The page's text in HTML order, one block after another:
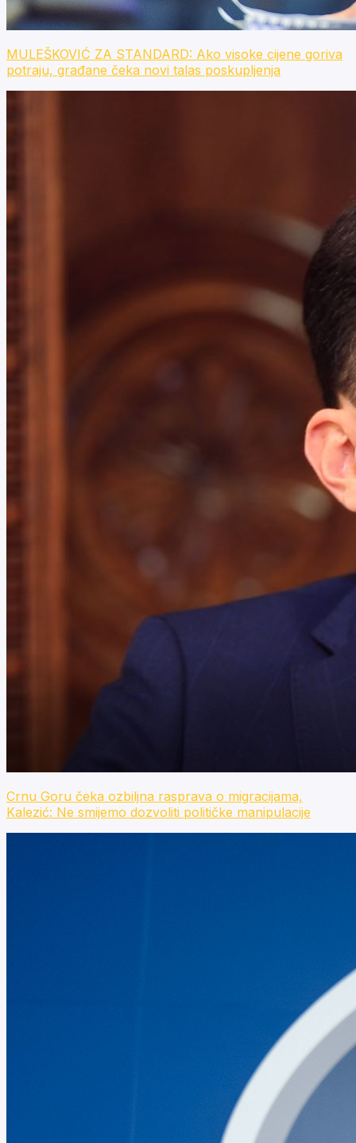
MULEŠKOVIĆ ZA STANDARD: Ako visoke cijene goriva
potraju, građane čeka novi talas poskupljenja
Crnu Goru čeka ozbiljna rasprava o migracijama,
Kalezić: Ne smijemo dozvoliti političke manipulacije